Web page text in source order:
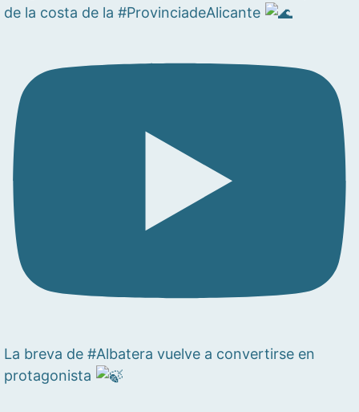
de la costa de la #ProvinciadeAlicante
La breva de #Albatera vuelve a convertirse en
protagonista